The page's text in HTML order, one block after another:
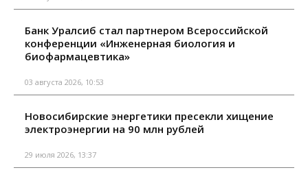
Банк Уралсиб стал партнером Всероссийской
конференции «Инженерная биология и
биофармацевтика»
03 августа 2026, 10:53
Новосибирские энергетики пресекли хищение
электроэнергии на 90 млн рублей
29 июля 2026, 13:37